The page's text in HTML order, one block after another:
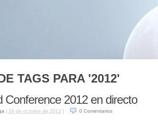
TAGS PARA '2012'
Conference 2012 en directo
| 19 de octubre de 2012 | 0 Comentarios